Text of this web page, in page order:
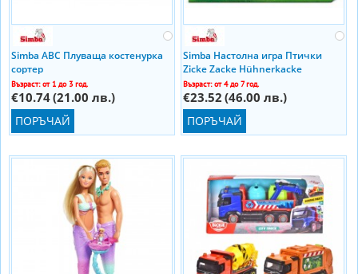
Simba ABC Плуваща костенурка
сортер
Възраст: от 1 до 3 год.
€10.74(21.00 лв.)
ПОРЪЧАЙ
Simba Настолна игра Птички
Zicke Zacke Hühnerkacke
Възраст: от 4 до 7 год.
€23.52 (46.00 лв.)
ПОРЪЧАЙ